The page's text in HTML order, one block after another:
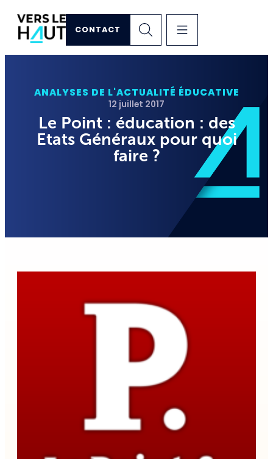
CONTACT
ANALYSES DE L'ACTUALITÉ ÉDUCATIVE
12 juillet 2017
Le Point : éducation : des
Etats Généraux pour quoi
faire ?